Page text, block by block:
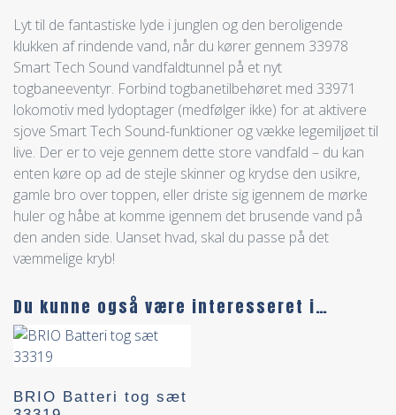
Lyt til de fantastiske lyde i junglen og den beroligende
klukken af rindende vand, når du kører gennem 33978
Smart Tech Sound vandfaldtunnel på et nyt
togbaneeventyr. Forbind togbanetilbehøret med 33971
lokomotiv med lydoptager (medfølger ikke) for at aktivere
sjove Smart Tech Sound-funktioner og vække legemiljøet til
live. Der er to veje gennem dette store vandfald – du kan
enten køre op ad de stejle skinner og krydse den usikre,
gamle bro over toppen, eller driste sig igennem de mørke
huler og håbe at komme igennem det brusende vand på
den anden side. Uanset hvad, skal du passe på det
væmmelige kryb!
Du kunne også være interesseret i…
BRIO Batteri tog sæt